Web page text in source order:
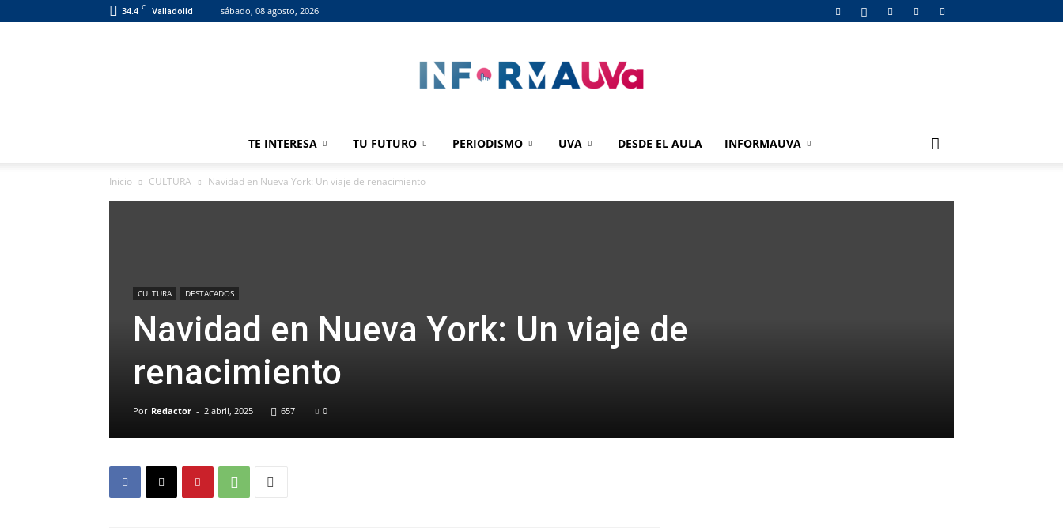
34.4 C Valladolid sábado, 08 agosto, 2026
informaUVA
TE INTERESA TU FUTURO PERIODISMO UVA DESDE EL AULA INFORMAUVA
Inicio CULTURA Navidad en Nueva York: Un viaje de renacimiento
CULTURA DESTACADOS
Navidad en Nueva York: Un viaje de
renacimiento
Por Redactor - 2 abril, 2025 657 0